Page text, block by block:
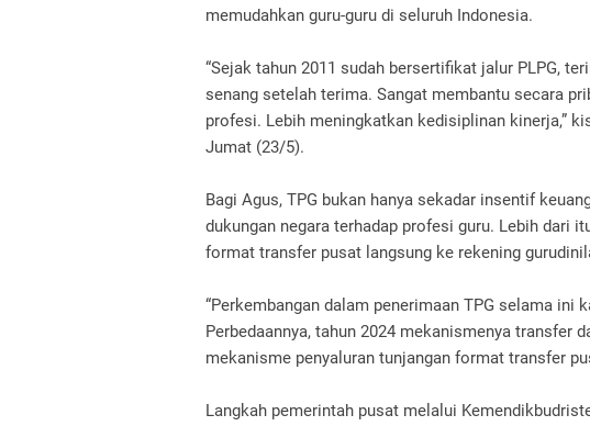
memudahkan guru-guru di seluruh Indonesia.
“Sejak tahun 2011 sudah bersertifikat jalur PLPG,
senang setelah terima. Sangat membantu secara
profesi. Lebih meningkatkan kedisiplinan kinerja,”
Jumat (23/5).
Bagi Agus, TPG bukan hanya sekadar insentif
dukungan negara terhadap profesi guru. Lebih dari
format transfer pusat langsung ke rekening
“Perkembangan dalam penerimaan TPG selama ini
Perbedaannya, tahun 2024 mekanismenya transfer
mekanisme penyaluran tunjangan format transfer
Langkah pemerintah pusat melalui